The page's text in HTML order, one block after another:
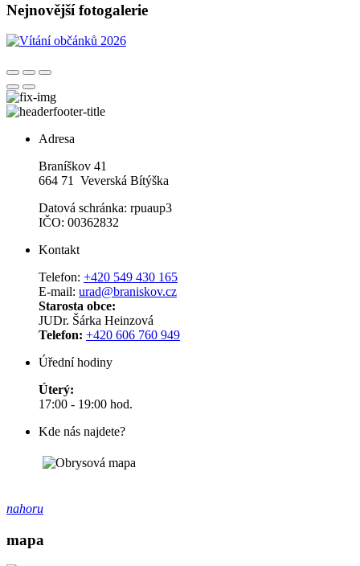
Nejnovější fotogalerie
Adresa
Braníškov 41
664 71 Veverská Bítýška
Datová schránka: rpuaup3
IČO: 00362832
Kontakt
Telefon: +420 549 430 165
E-mail: urad@braniskov.cz
Starosta obce:
JUDr. Šárka Heinzová
Telefon: +420 606 760 949
Úřední hodiny
Úterý:
17:00 - 19:00 hod.
Kde nás najdete?
nahoru
mapa